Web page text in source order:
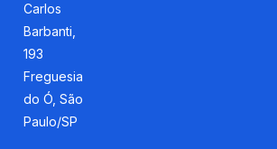
Carlos
Barbanti,
193
Freguesia
do Ó, São
Paulo/SP